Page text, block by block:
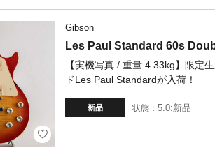
Gibson
Les Paul Standard 60s
【実機写真 / 重量 4.33kg】限定
ドLes Paul Standardが入荷！
新品 状態： 5.0:新品